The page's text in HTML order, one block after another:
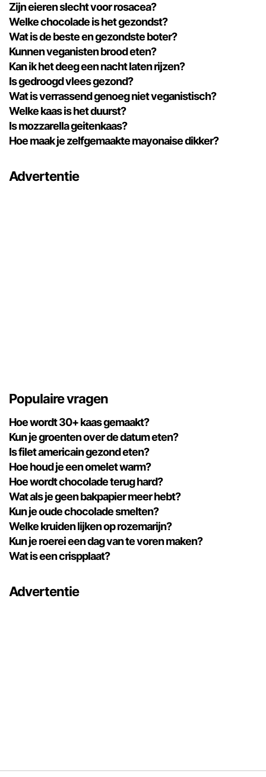
Zijn eieren slecht voor rosacea?
Welke chocolade is het gezondst?
Wat is de beste en gezondste boter?
Kunnen veganisten brood eten?
Kan ik het deeg een nacht laten rijzen?
Is gedroogd vlees gezond?
Wat is verrassend genoeg niet veganistisch?
Welke kaas is het duurst?
Is mozzarella geitenkaas?
Hoe maak je zelfgemaakte mayonaise dikker?
Advertentie
Populaire vragen
Hoe wordt 30+ kaas gemaakt?
Kun je groenten over de datum eten?
Is filet americain gezond eten?
Hoe houd je een omelet warm?
Hoe wordt chocolade terug hard?
Wat als je geen bakpapier meer hebt?
Kun je oude chocolade smelten?
Welke kruiden lijken op rozemarijn?
Kun je roerei een dag van te voren maken?
Wat is een crispplaat?
Advertentie